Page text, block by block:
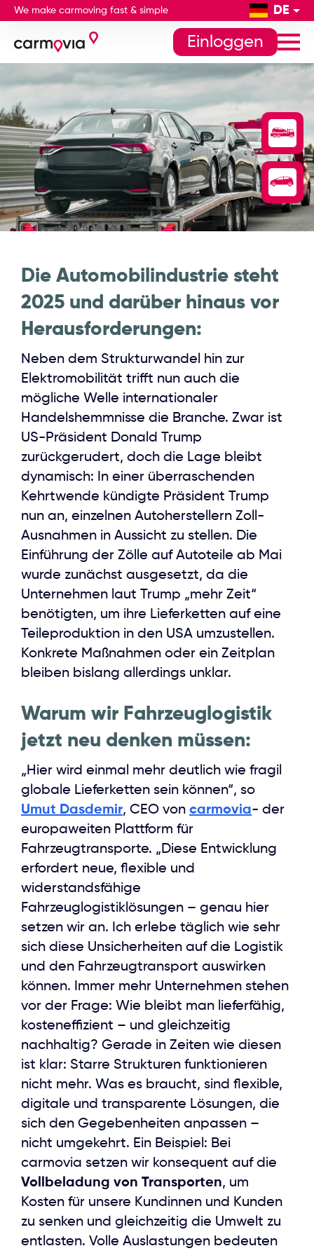
We make carmoving fast & simple DE
Einloggen
Die Automobilindustrie steht
2025 und darüber hinaus vor
Herausforderungen:
Neben dem Strukturwandel hin zur
Elektromobilität trifft nun auch die
mögliche Welle internationaler
Handelshemmnisse die Branche. Zwar ist
US-Präsident Donald Trump
zurückgerudert, doch die Lage bleibt
dynamisch: In einer überraschenden
Kehrtwende kündigte Präsident Trump
nun an, einzelnen Autoherstellern Zoll-
Ausnahmen in Aussicht zu stellen. Die
Einführung der Zölle auf Autoteile ab Mai
wurde zunächst ausgesetzt, da die
Unternehmen laut Trump „mehr Zeit“
benötigten, um ihre Lieferketten auf eine
Teileproduktion in den USA umzustellen.
Konkrete Maßnahmen oder ein Zeitplan
bleiben bislang allerdings unklar.
Warum wir Fahrzeuglogistik
jetzt neu denken müssen:
„Hier wird einmal mehr deutlich wie fragil
globale Lieferketten sein können“, so
Umut Dasdemir, CEO von carmovia- der
europaweiten Plattform für
Fahrzeugtransporte. „Diese Entwicklung
erfordert neue, flexible und
widerstandsfähige
Fahrzeuglogistiklösungen – genau hier
setzen wir an. Ich erlebe täglich wie sehr
sich diese Unsicherheiten auf die Logistik
und den Fahrzeugtransport auswirken
können. Immer mehr Unternehmen stehen
vor der Frage: Wie bleibt man lieferfähig,
kosteneffizient – und gleichzeitig
nachhaltig? Gerade in Zeiten wie diesen
ist klar: Starre Strukturen funktionieren
nicht mehr. Was es braucht, sind flexible,
digitale und transparente Lösungen, die
sich den Gegebenheiten anpassen –
nicht umgekehrt. Ein Beispiel: Bei
carmovia setzen wir konsequent auf die
Vollbeladung von Transporten, um
Kosten für unsere Kundinnen und Kunden
zu senken und gleichzeitig die Umwelt zu
entlasten. Volle Auslastungen bedeuten